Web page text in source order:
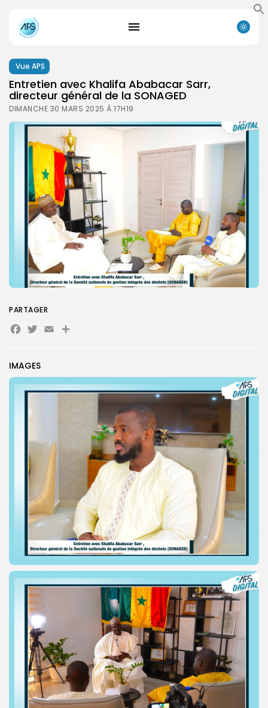
for:
FR
Vue APS
Entretien avec Khalifa Ababacar Sarr,
directeur général de la SONAGED
DIMANCHE 30 MARS 2025 À 17H19
IMAGES
PARTAGER
Facebook
Twitter
EmailPartager